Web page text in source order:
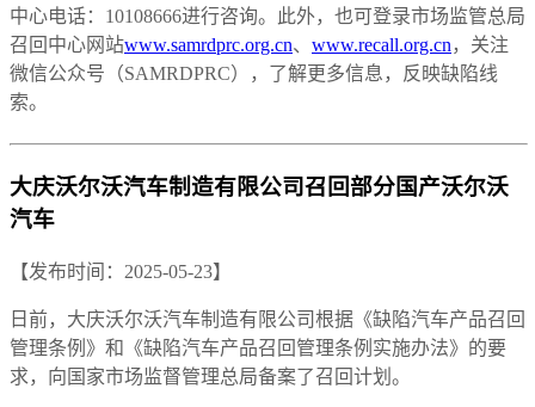
中心电话：10108666进行咨询。此外，也可登录市场监管总局
召回中心网站www.samrdprc.org.cn、 www.recall.org.cn，关注
微信公众号（SAMRDPRC），了解更多信息，反映缺陷线
索。
大庆沃尔沃汽车制造有限公司召回部分国产沃尔沃
汽车
【发布时间：2025-05-23】
日前，大庆沃尔沃汽车制造有限公司根据《缺陷汽车产品召回
管理条例》和《缺陷汽车产品召回管理条例实施办法》的要
求，向国家市场监督管理总局备案了召回计划。